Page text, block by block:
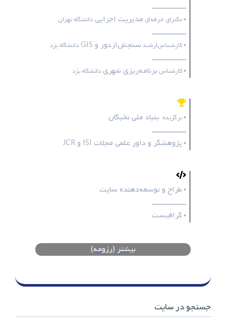
ـــــــــــــــــ
• دکترای حرفه‌ای مدیریت اجرایی دانشگاه تهران
ـــــــــــــــــ
• کارشـناس‌ارشـد سنجش‌ازدور و GIS دانشگاه یزد
ـــــــــــــــــ
• کارشناس برنامه‌ریزی شهری دانشگاه یزد
• برگزیده بنیاد ملی نخبگان
ـــــــــــــــــ
• پژوهشگر و داور علمی مجلات ISI وJCR
• طراح و توسعه‌دهنده سایت
ـــــــــــــــــ
• گرافیست
بیشتر (رزومه)
جستجو در سایت